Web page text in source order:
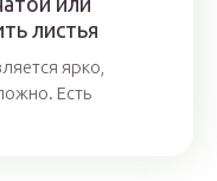
листья
ярко,
Есть